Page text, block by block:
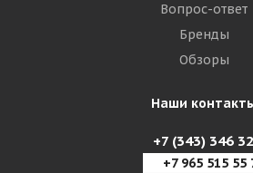
Вопрос-ответ
Бренды
Обзоры
Наши
+7 (343) 346
+7 965 515 55